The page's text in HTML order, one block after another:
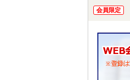
会員限定